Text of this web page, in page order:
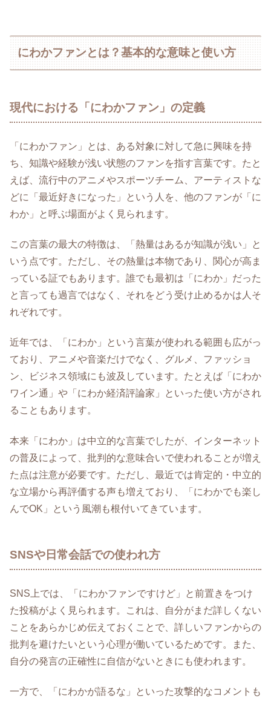
にわかファンとは？基本的な意味と使い方
現代における「にわかファン」の定義
「にわかファン」とは、ある対象に対して急に興味を持
ち、知識や経験が浅い状態のファンを指す言葉です。たと
えば、流行中のアニメやスポーツチーム、アーティストな
どに「最近好きになった」という人を、他のファンが「に
わか」と呼ぶ場面がよく見られます。
この言葉の最大の特徴は、「熱量はあるが知識が浅い」と
いう点です。ただし、その熱量は本物であり、関心が高ま
っている証でもあります。誰でも最初は「にわか」だった
と言っても過言ではなく、それをどう受け止めるかは人そ
れぞれです。
近年では、「にわか」という言葉が使われる範囲も広がっ
ており、アニメや音楽だけでなく、グルメ、ファッショ
ン、ビジネス領域にも波及しています。たとえば「にわか
ワイン通」や「にわか経済評論家」といった使い方がされ
ることもあります。
本来「にわか」は中立的な言葉でしたが、インターネット
の普及によって、批判的な意味合いで使われることが増え
た点は注意が必要です。ただし、最近では肯定的・中立的
な立場から再評価する声も増えており、「にわかでも楽し
んでOK」という風潮も根付いてきています。
SNSや日常会話での使われ方
SNS上では、「にわかファンですけど」と前置きをつけ
た投稿がよく見られます。これは、自分がまだ詳しくない
ことをあらかじめ伝えておくことで、詳しいファンからの
批判を避けたいという心理が働いているためです。また、
自分の発言の正確性に自信がないときにも使われます。
一方で、「にわかが語るな」といった攻撃的なコメントも